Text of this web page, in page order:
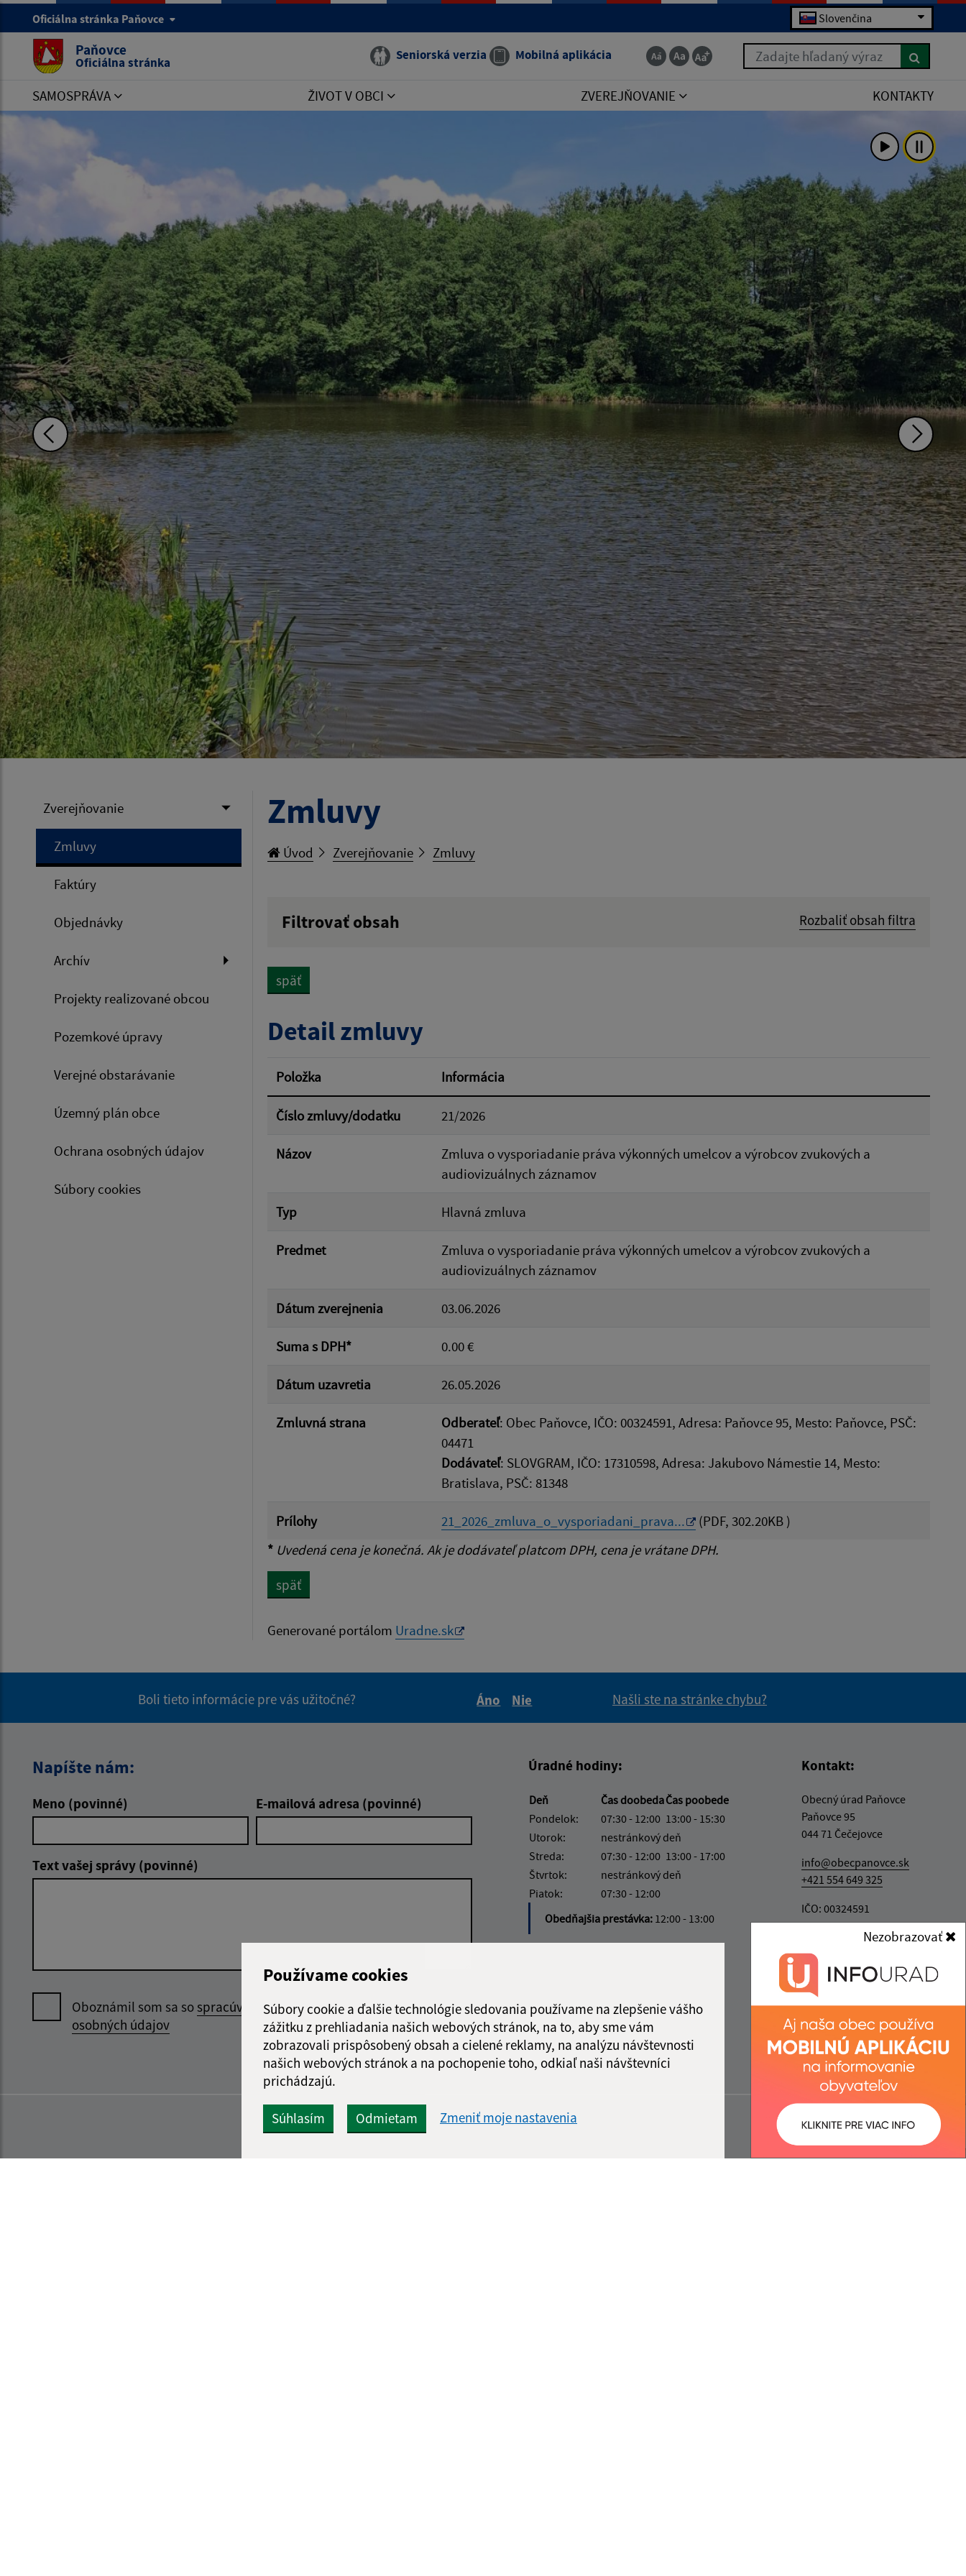
Používame cookies
Súbory cookie a ďalšie technológie sledovania používame na zlepšenie vášho
zážitku z prehliadania našich webových stránok, na to, aby sme vám
zobrazovali prispôsobený obsah a cielené reklamy, na analýzu návštevnosti
našich webových stránok a na pochopenie toho, odkiaľ naši návštevníci
prichádzajú.
Súhlasím Odmietam Zmeniť moje nastavenia
Nezobrazovať
Oficiálna stránka Paňovce Slovenčina
Paňovce
Oficiálna stránka Seniorská verzia Mobilná aplikácia Zadajte hľadaný výraz
SAMOSPRÁVA ŽIVOT V OBCI ZVEREJŇOVANIE KONTAKTY
Zverejňovanie
Zmluvy
Faktúry
Objednávky
Archív
Projekty realizované obcou
Pozemkové úpravy
Verejné obstarávanie
Územný plán obce
Ochrana osobných údajov
Súbory cookies
Zmluvy
Úvod Zverejňovanie Zmluvy
Filtrovať obsah
Rozbaliť obsah filtra
Suma od:
späť
Detail zmluvy
Položka Informácia
Číslo zmluvy/dodatku 21/2026
Názov
Zmluva o vysporiadanie práva výkonných umelcov a výrobcov zvukových a
audiovizuálnych záznamov
Typ Hlavná zmluva
Predmet
Zmluva o vysporiadanie práva výkonných umelcov a výrobcov zvukových a
audiovizuálnych záznamov
Dátum zverejnenia 03.06.2026
Suma s DPH* 0.00 €
Dátum uzavretia 26.05.2026
Zmluvná strana Odberateľ: Obec Paňovce, IČO: 00324591, Adresa: Paňovce 95, Mesto: Paňovce, PSČ:
04471
Dodávateľ: SLOVGRAM, IČO: 17310598, Adresa: Jakubovo Námestie 14, Mesto:
Bratislava, PSČ: 81348
Prílohy 21_2026_zmluva_o_vysporiadani_prava...
(PDF, 302.20KB )
* Uvedená cena je konečná. Ak je dodávateľ platcom DPH, cena je vrátane DPH.
späť
Generované portálom Uradne.sk
Boli tieto informácie pre vás užitočné?
Áno
Nie
Našli ste na stránke chybu?
Napíšte nám:
Meno (povinné) E-mailová adresa (povinné)
Text vašej správy (povinné)
Oboznámil som sa sospracúvaním
osobných údajov
Odoslať správu
Úradné hodiny:
Deň Čas doobedaČas poobede
Pondelok:
07:30 - 12:00 13:00 - 15:30
Utorok:
nestránkový deň
Streda:
07:30 - 12:00 13:00 - 17:00
Štvrtok:
nestránkový deň
Piatok:
07:30 - 12:00
Obedňajšia prestávka: 12:00 - 13:00
Kontakt:
Obecný úrad Paňovce
Paňovce 95
044 71 Čečejovce
info@obecpanovce.sk
+421 554 649 325
IČO: 00324591